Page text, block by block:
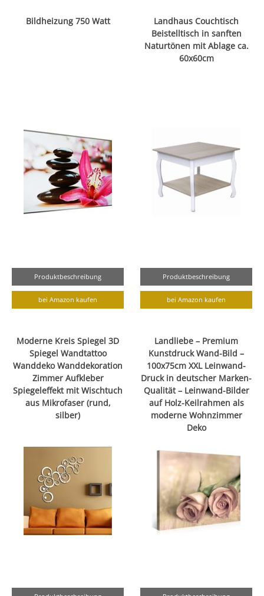
Bildheizung 750 Watt
Produktbeschreibung
bei Amazon kaufen
Landhaus Couchtisch
Beistelltisch in sanften
Naturtönen mit Ablage ca.
60x60cm
Produktbeschreibung
bei Amazon kaufen
Moderne Kreis Spiegel 3D
Spiegel Wandtattoo
Wanddeko Wanddekoration
Zimmer Aufkleber
Spiegeleffekt mit Wischtuch
aus Mikrofaser (rund,
silber)
Landliebe – Premium
Kunstdruck Wand-Bild –
100x75cm XXL Leinwand-
Druck in deutscher Marken-
Qualität – Leinwand-Bilder
auf Holz-Keilrahmen als
moderne Wohnzimmer
Deko